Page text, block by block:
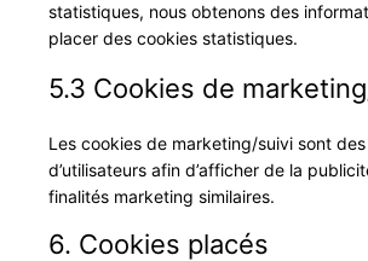
statistiques, nous obtenons des
placer des cookies statistiques.
5.3 Cookies de
Les cookies de marketing/suivi sont
d’utilisateurs afin d’afficher de la
finalités marketing similaires.
6. Cookies placés